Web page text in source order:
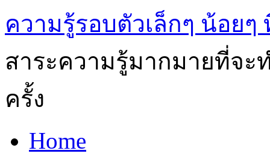
ความรู้รอบตัวเล็กๆ น้อย
สาระความรู้มากมายที่จะ
ครั้ง
Home